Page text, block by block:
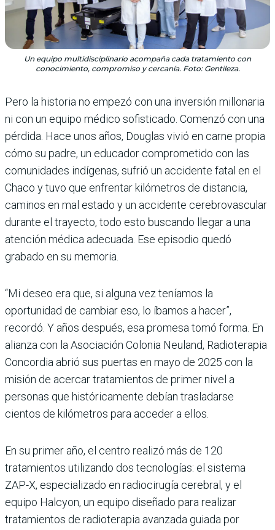
Un equipo multidisciplinario acompaña cada tratamiento con
conocimiento, compromiso y cercanía. Foto: Gentileza.
Pero la historia no empezó con una inversión millonaria
ni con un equipo médico sofisticado. Comenzó con una
pérdida. Hace unos años, Douglas vivió en carne propia
cómo su padre, un educador comprometido con las
comunidades indígenas, sufrió un accidente fatal en el
Chaco y tuvo que enfrentar kilómetros de distancia,
caminos en mal estado y un accidente cerebrovascular
durante el trayecto, todo esto buscando llegar a una
atención médica adecuada. Ese episodio quedó
grabado en su memoria.
“Mi deseo era que, si alguna vez teníamos la
oportunidad de cambiar eso, lo íbamos a hacer”,
recordó. Y años después, esa promesa tomó forma. En
alianza con la Asociación Colonia Neuland, Radioterapia
Concordia abrió sus puertas en mayo de 2025 con la
misión de acercar tratamientos de primer nivel a
personas que históricamente debían trasladarse
cientos de kilómetros para acceder a ellos.
En su primer año, el centro realizó más de 120
tratamientos utilizando dos tecnologías: el sistema
ZAP-X, especializado en radiocirugía cerebral, y el
equipo Halcyon, un equipo diseñado para realizar
tratamientos de radioterapia avanzada guiada por